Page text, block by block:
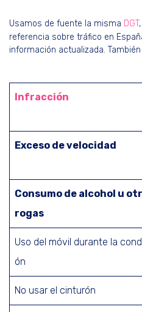
Usamos de fuente la misma DGT
referencia sobre tráfico en
información actualizada.
Infracción
Exceso de velocidad
Consumo de alcohol u
rogas
Uso del móvil durante la
ón
No usar el cinturón